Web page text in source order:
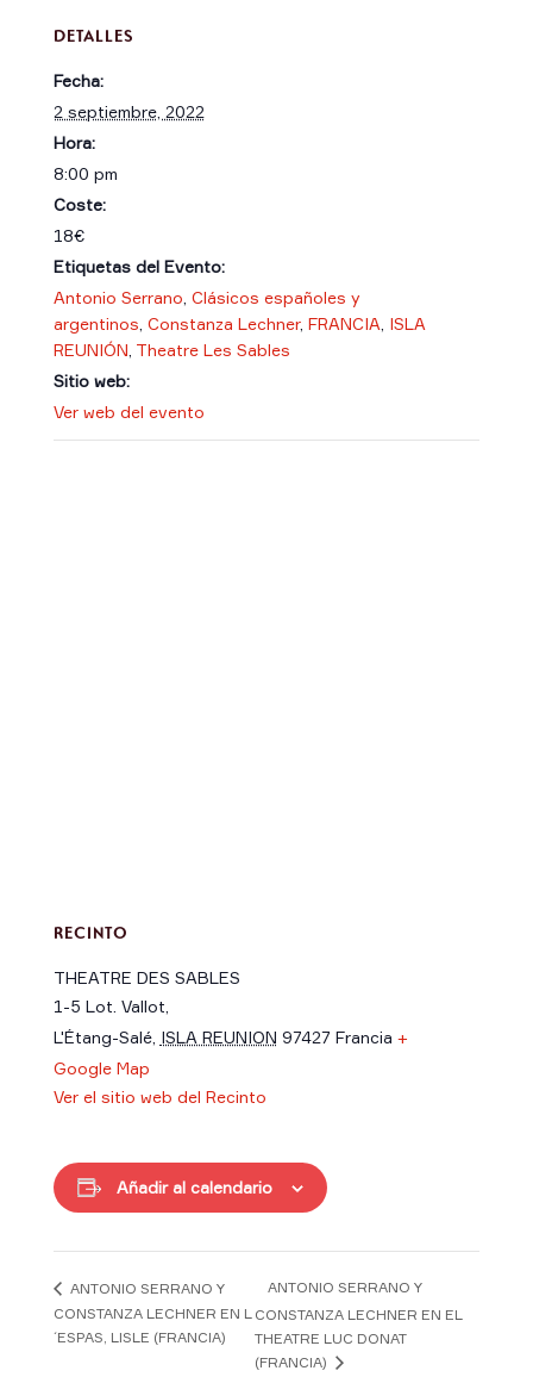
Añadir al calendario
DETALLES
Fecha:
2 septiembre, 2022
Hora:
8:00 pm
Coste:
18€
Etiquetas del Evento:
Antonio Serrano Clásicos españoles y
argentinos Constanza Lechner, FRANCIA ISLA
REUNIÓN Theatre Les Sables
Sitio web:
Ver web del evento
RECINTO
THEATRE DES SABLES
1-5 Lot. Vallot,
L'Étang-Salé, ISLA REUNION 97427 Francia +
Google Map
Ver el sitio web del Recinto
ANTONIO SERRANO Y
CONSTANZA LECHNER EN L
´ESPAS, LISLE (FRANCIA)
ANTONIO SERRANO Y
CONSTANZA LECHNER EN EL
THEATRE LUC DONAT
(FRANCIA)